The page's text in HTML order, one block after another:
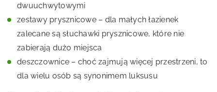
dwuuchwytowymi
zestawy prysznicowe – dla małych łazienek
zalecane są słuchawki prysznicowe, które nie
zabierają dużo miejsca
deszczownice – choć zajmują więcej przestrzeni, to
dla wielu osób są synonimem luksusu